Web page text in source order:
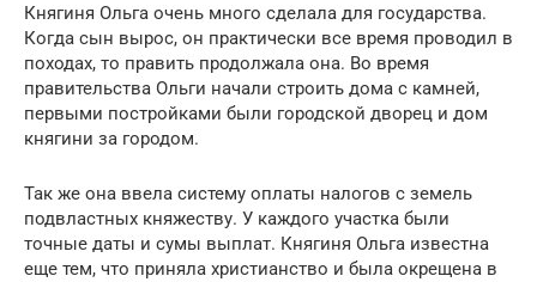
Княгиня Ольга очень много сделала для государства.
Когда сын вырос, он практически все время проводил в
походах, то править продолжала она. Во время
правительства Ольги начали строить дома с камней,
первыми постройками были городской дворец и дом
княгини за городом.
Так же она ввела систему оплаты налогов с земель
подвластных княжеству. У каждого участка были
точные даты и сумы выплат. Княгиня Ольга известна
еще тем, что приняла христианство и была окрещена в